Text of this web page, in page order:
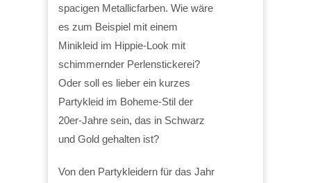
spacigen Metallicfarben. Wie wäre
es zum Beispiel mit einem
Minikleid im Hippie-Look mit
schimmernder Perlenstickerei?
Oder soll es lieber ein kurzes
Partykleid im Boheme-Stil der
20er-Jahre sein, das in Schwarz
und Gold gehalten ist?
Von den Partykleidern für das Jahr